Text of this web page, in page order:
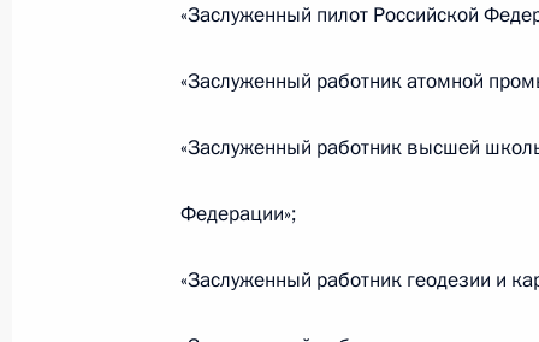
В Лесной и Земельный кодексы и
Внесены изменения в закон об
19 июля 2018 года, 16:30
«Заслуженный пилот Российской
«Заслуженный работник атомной
«Заслуженный работник высшей
Федерации»;
«Заслуженный работник геодезии и